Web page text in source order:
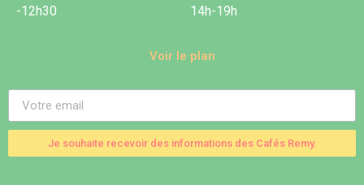
-12h30
14h-19h
Voir le plan
Je souhaite recevoir des informations des Cafés Remy.